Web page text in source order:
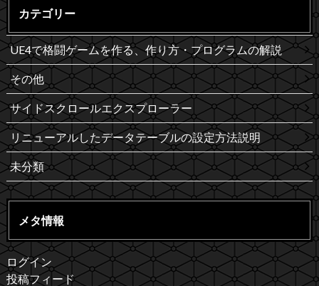
カテゴリー
UE4で格闘ゲームを作る、作り方・プログラムの解説
その他
サイドスクロールエクスプローラー
リニューアルしたデータテーブルの設定方法説明
未分類
メタ情報
ログイン
投稿フィード